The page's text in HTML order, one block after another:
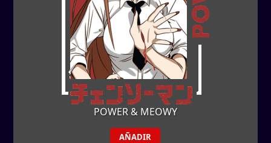
POWER & MEOWY
AÑADIR